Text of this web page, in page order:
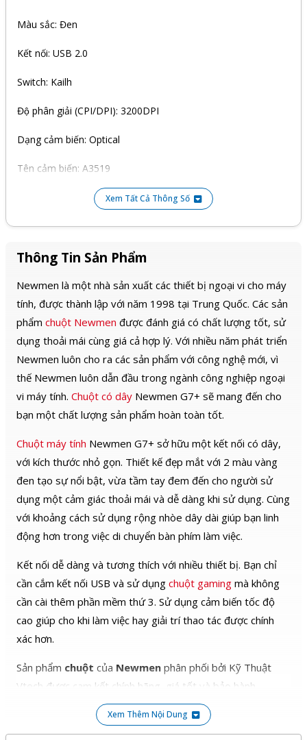
Thông Tin Sản Phẩm
Newmen là một nhà sản xuất các thiết bị ngoại vi cho máy
tính, được thành lập với năm 1998 tại Trung Quốc. Các sản
phẩm chuột Newmen được đánh giá có chất lượng tốt, sử
dụng thoải mái cùng giá cả hợp lý. Với nhiều năm phát triển
Newmen luôn cho ra các sản phẩm với công nghệ mới, vì
thế Newmen luôn dẫn đầu trong ngành công nghiệp ngoại
vi máy tính. Chuột có dây Newmen G7+ sẽ mang đến cho
bạn một chất lượng sản phẩm hoàn toàn tốt.
Chuột máy tính Newmen G7+ sở hữu một kết nối có dây,
với kích thước nhỏ gọn. Thiết kế đẹp mắt với 2 màu vàng
đen tạo sự nổi bật, vừa tầm tay đem đến cho người sử
dụng một cảm giác thoải mái và dễ dàng khi sử dụng. Cùng
với khoảng cách sử dụng rộng nhòe dây dài giúp bạn linh
động hơn trong việc di chuyển bàn phím làm việc.
Kết nối dễ dàng và tương thích với nhiều thiết bị. Bạn chỉ
cần cắm kết nối USB và sử dụng chuột gaming mà không
cần cài thêm phần mềm thứ 3. Sử dụng cảm biến tốc độ
cao giúp cho khi làm việc hay giải trí thao tác được chính
xác hơn.
Sản phẩm chuột của Newmen phân phối bởi Kỹ Thuật
Vtech được cam kết chính hãng, giá tốt và bảo hành
, đi kèm với nhiều chương trình ưu đãi hấp dẫn
Xem Thêm Nội Dung
Màu sắc: Đen
Kết nối: USB 2.0
Switch: Kailh
Độ phân giải (CPI/DPI): 3200DPI
Dạng cảm biến: Optical
Tên cảm biến: A3519
Kích thước: 123 x 70 x 38 mm
Khối lượng: 98g
Xem Tất Cả Thông Số